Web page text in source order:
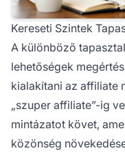
Kereseti Szintek
A különböző
lehetőségek
kialakítani az affiliate
„szuper affiliate”-ig
mintázatot követ,
közönség